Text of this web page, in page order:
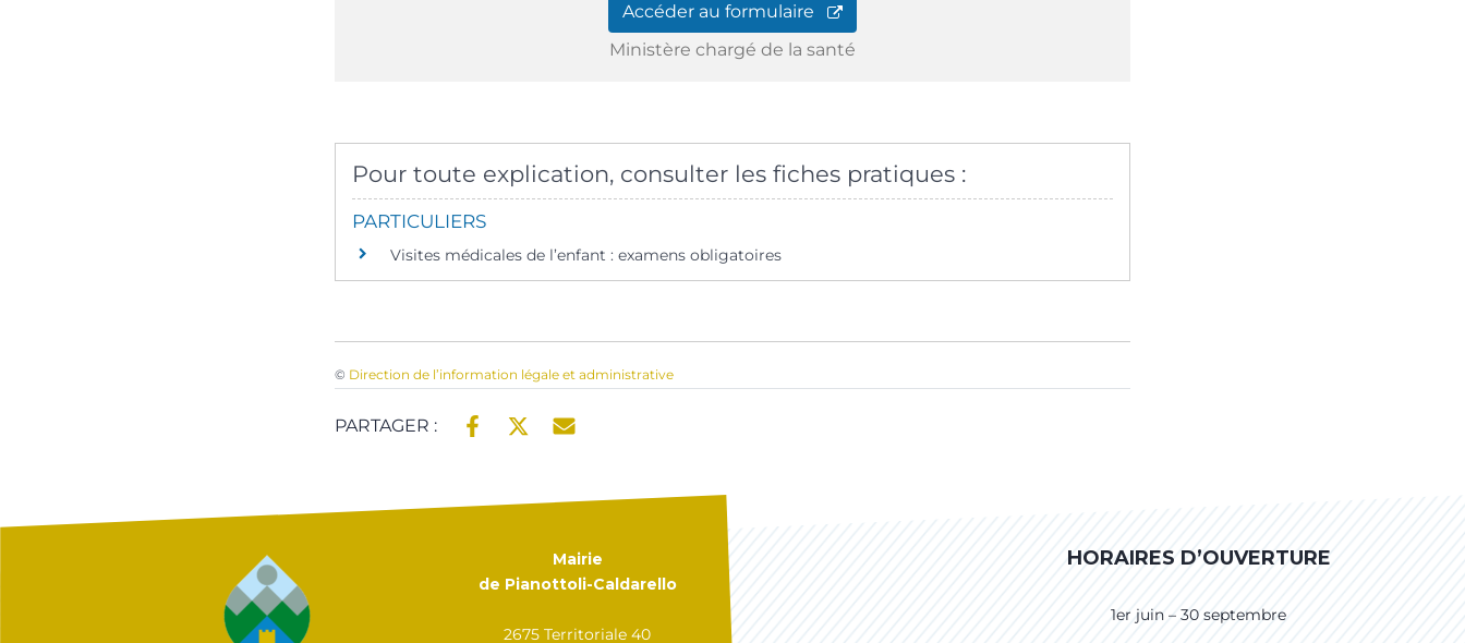
Accéder au formulaire
Ministère chargé de la santé
Pour toute explication, consulter les fiches pratiques :
PARTICULIERS
Visites médicales de l’enfant : examens obligatoires
© Direction de l’information légale et administrative
PARTAGER :
Mairie
de Pianottoli-Caldarello
2675 Territoriale 40
HORAIRES D’OUVERTURE
1er juin – 30 septembre